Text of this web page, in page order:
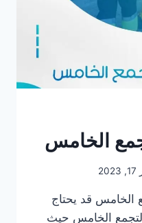
الخامس
الخامس قد يحتاج
الخامس حيث